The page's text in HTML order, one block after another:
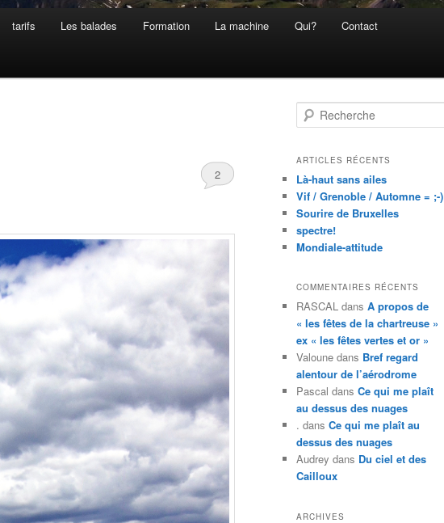
tarifs Les balades Formation La machine Qui? Contact
2
e
h
r
c
h
e
ARTICLES RÉCENTS
Là-haut sans ailes
Vif / Grenoble / Automne = ;-)
Sourire de Bruxelles
spectre!
Mondiale-attitude
COMMENTAIRES RÉCENTS
RASCAL dans A propos de
« les fêtes de la chartreuse »
ex « les fêtes vertes et or »
Valoune dans Bref regard
alentour de l’aérodrome
Pascal dans Ce qui me plaît
au dessus des nuages
. dans Ce qui me plaît au
dessus des nuages
Audrey dans Du ciel et des
Cailloux
ARCHIVES